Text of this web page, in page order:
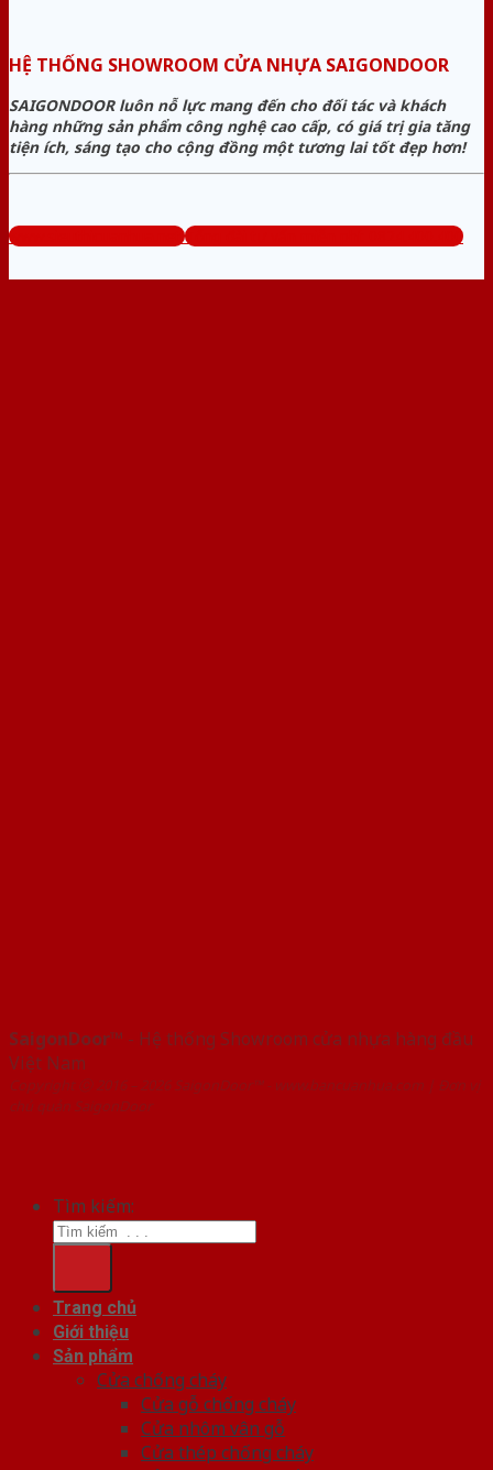
HỆ THỐNG SHOWROOM CỬA NHỰA SAIGONDOOR
SAIGONDOOR luôn nỗ lực mang đến cho đối tác và khách
hàng những sản phẩm công nghệ cao cấp, có giá trị gia tăng
tiện ích, sáng tạo cho cộng đồng một tương lai tốt đẹp hơn!
www.sieuthicuanhua.net Tổng đài tư vấn miễn phí: 0824.400.400
SaigonDoor™ - Hệ thống Showroom cửa nhựa hàng đầu
Việt Nam
Copyright ⓒ 2016 – 2026 SaigonDoor™ - www.bancuanhua.com | Đơn vị
chủ quản SaigonDoor
Tìm kiếm:
Trang chủ
Giới thiệu
Sản phẩm
Cửa chống cháy
Cửa gỗ chống cháy
Cửa nhôm vân gỗ
Cửa thép chống cháy